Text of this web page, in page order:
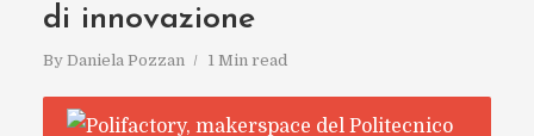
di innovazione
By Daniela Pozzan 1 Min read